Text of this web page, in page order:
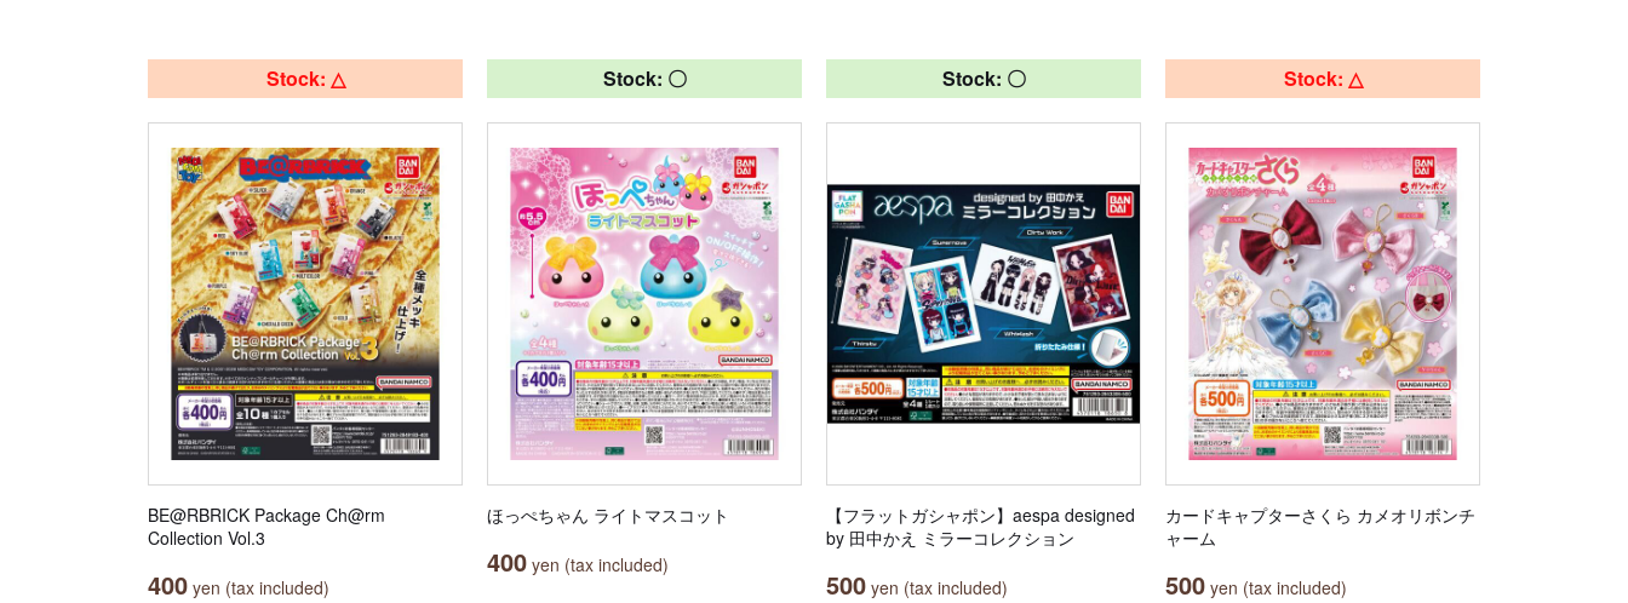
Stock: △
BE@RBRICK Package Ch@rm
Collection Vol.3
400 yen (tax included)
Stock: 〇
ほっぺちゃん ライトマスコット
400 yen (tax included)
Stock: 〇
【フラットガシャポン】aespa designed
by 田中かえ ミラーコレクション
500 yen (tax included)
Stock: △
カードキャプターさくら カメオリボンチ
ャーム
500 yen (tax included)